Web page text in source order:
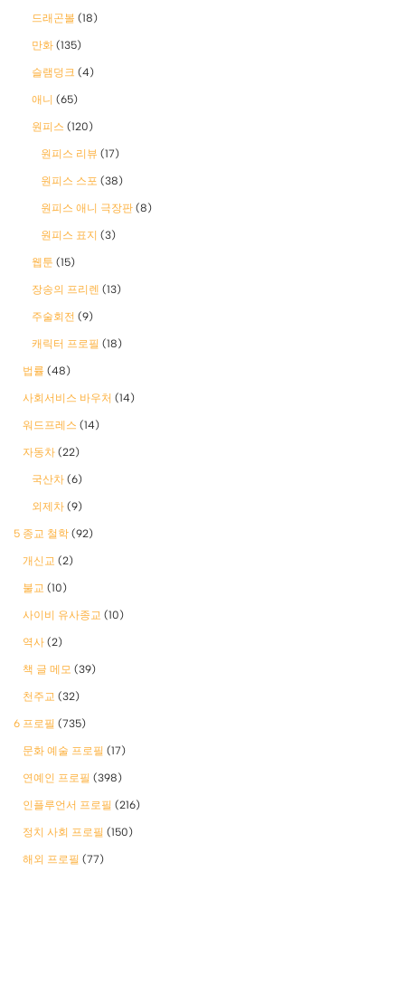
드래곤볼 (18)
만화 (135)
슬램덩크 (4)
애니 (65)
원피스 (120)
원피스 리뷰 (17)
원피스 스포 (38)
원피스 애니 극장판 (8)
원피스 표지 (3)
웹툰 (15)
장송의 프리렌 (13)
주술회전 (9)
캐릭터 프로필 (18)
법률 (48)
사회서비스 바우처 (14)
워드프레스 (14)
자동차 (22)
국산차 (6)
외제차 (9)
5 종교 철학 (92)
개신교 (2)
불교 (10)
사이비 유사종교 (10)
역사 (2)
책 글 메모 (39)
천주교 (32)
6 프로필 (735)
문화 예술 프로필 (17)
연예인 프로필 (398)
인플루언서 프로필 (216)
정치 사회 프로필 (150)
해외 프로필 (77)